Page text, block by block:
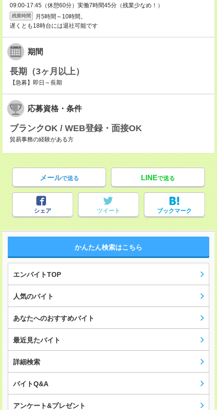
09:00-17:45（休憩60分）実働7時間45分（残業少なめ！）
残業時間
月5時間～10時間。
遅くとも18時台には退社可能です
期間
長期（3ヶ月以上）
【急募】即日～長期
応募資格・条件
ブランクOK / WEB登録・面接OK
貿易事務の経験がある方
メールで送る LINEで送る
シェア ツイート ブックマーク
かんたん検索はこちら
エンバイトTOP
人気のバイト
あなたへのおすすめバイト
最近見たバイト
詳細検索
バイトQ&A
アンケート&プレゼント